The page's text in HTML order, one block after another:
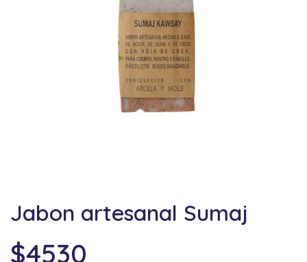
Jabon artesanal Sumaj
$4530